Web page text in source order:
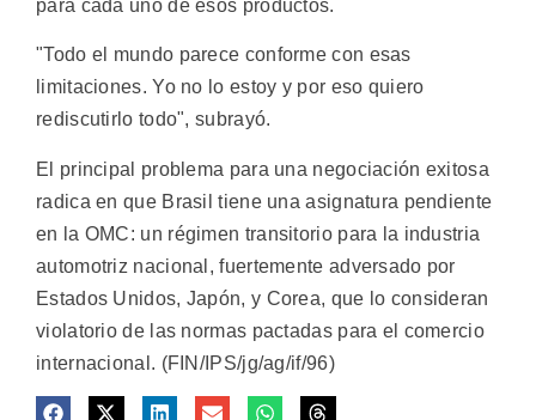
para cada uno de esos productos.
"Todo el mundo parece conforme con esas
limitaciones. Yo no lo estoy y por eso quiero
rediscutirlo todo", subrayó.
El principal problema para una negociación exitosa
radica en que Brasil tiene una asignatura pendiente
en la OMC: un régimen transitorio para la industria
automotriz nacional, fuertemente adversado por
Estados Unidos, Japón, y Corea, que lo consideran
violatorio de las normas pactadas para el comercio
internacional. (FIN/IPS/jg/ag/if/96)